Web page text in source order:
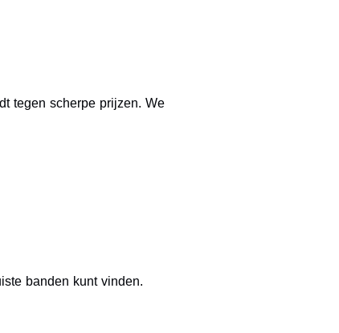
tegen scherpe prijzen. We
banden kunt vinden.